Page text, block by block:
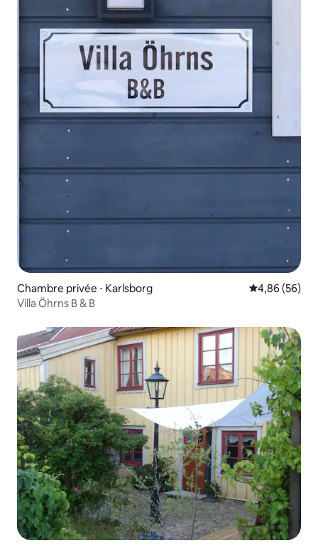
Chambre privée ⋅ Karlsborg Évaluation
4,86 (56)
Villa Öhrns B & B